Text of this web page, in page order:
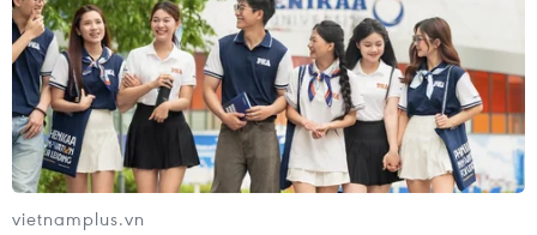
TIN CÙNG CHUYÊN MỤC
vietnamplus.vn